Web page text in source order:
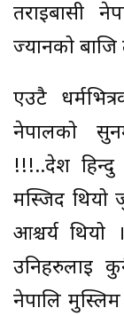
तराइबासी
ज्यानको
एउटै
नेपालको
!!!..देश हिन्दु
मस्जिद थियो
आश्चर्य
उनिहरुलाइ
नेपालि मुस्लिम